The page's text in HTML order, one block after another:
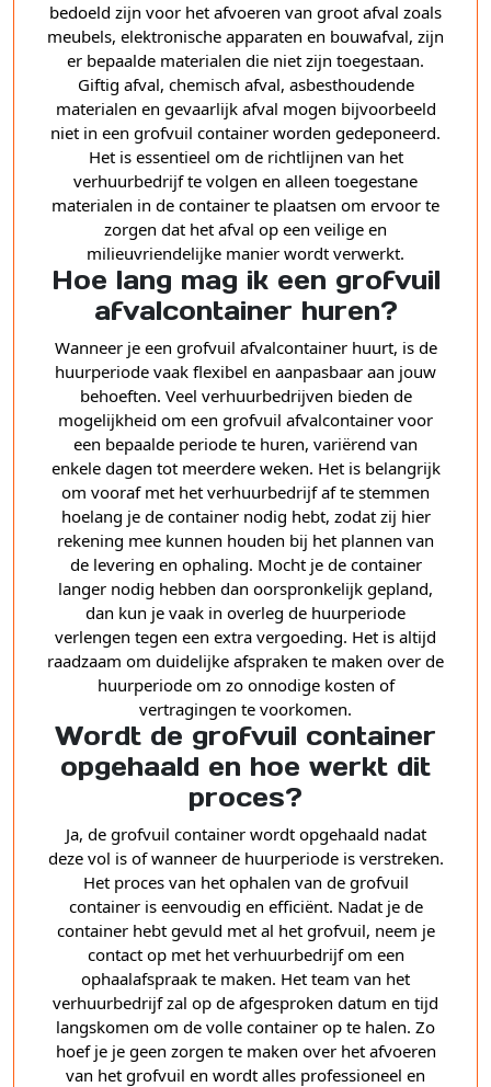
bedoeld zijn voor het afvoeren van groot afval zoals
meubels, elektronische apparaten en bouwafval, zijn
er bepaalde materialen die niet zijn toegestaan.
Giftig afval, chemisch afval, asbesthoudende
materialen en gevaarlijk afval mogen bijvoorbeeld
niet in een grofvuil container worden gedeponeerd.
Het is essentieel om de richtlijnen van het
verhuurbedrijf te volgen en alleen toegestane
materialen in de container te plaatsen om ervoor te
zorgen dat het afval op een veilige en
milieuvriendelijke manier wordt verwerkt.
Hoe lang mag ik een grofvuil
afvalcontainer huren?
Wanneer je een grofvuil afvalcontainer huurt, is de
huurperiode vaak flexibel en aanpasbaar aan jouw
behoeften. Veel verhuurbedrijven bieden de
mogelijkheid om een grofvuil afvalcontainer voor
een bepaalde periode te huren, variërend van
enkele dagen tot meerdere weken. Het is belangrijk
om vooraf met het verhuurbedrijf af te stemmen
hoelang je de container nodig hebt, zodat zij hier
rekening mee kunnen houden bij het plannen van
de levering en ophaling. Mocht je de container
langer nodig hebben dan oorspronkelijk gepland,
dan kun je vaak in overleg de huurperiode
verlengen tegen een extra vergoeding. Het is altijd
raadzaam om duidelijke afspraken te maken over de
huurperiode om zo onnodige kosten of
vertragingen te voorkomen.
Wordt de grofvuil container
opgehaald en hoe werkt dit
proces?
Ja, de grofvuil container wordt opgehaald nadat
deze vol is of wanneer de huurperiode is verstreken.
Het proces van het ophalen van de grofvuil
container is eenvoudig en efficiënt. Nadat je de
container hebt gevuld met al het grofvuil, neem je
contact op met het verhuurbedrijf om een
ophaalafspraak te maken. Het team van het
verhuurbedrijf zal op de afgesproken datum en tijd
langskomen om de volle container op te halen. Zo
hoef je je geen zorgen te maken over het afvoeren
van het grofvuil en wordt alles professioneel en